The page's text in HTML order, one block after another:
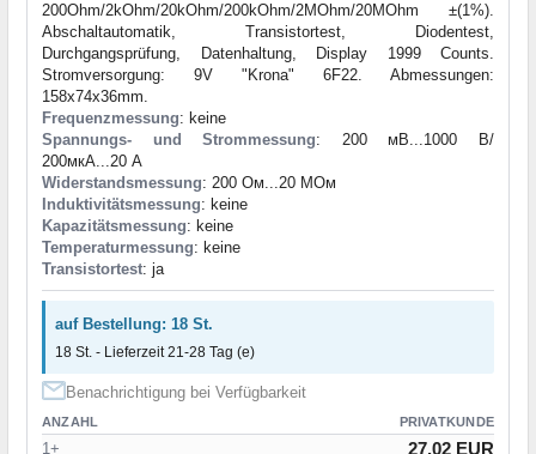
200Ohm/2kOhm/20kOhm/200kOhm/2MOhm/20MOhm ±(1%).
Abschaltautomatik, Transistortest, Diodentest,
Durchgangsprüfung, Datenhaltung, Display 1999 Counts.
Stromversorgung: 9V "Krona" 6F22. Abmessungen:
158x74x36mm.
Frequenzmessung: keine
Spannungs- und Strommessung: 200 мВ...1000 В/
200мкА...20 А
Widerstandsmessung: 200 Ом...20 МОм
Induktivitätsmessung: keine
Kapazitätsmessung: keine
Temperaturmessung: keine
Transistortest: ja
auf Bestellung: 18 St.
18 St. - Lieferzeit 21-28 Tag (e)
Benachrichtigung bei Verfügbarkeit
ANZAHL PRIVATKUNDE
1+ 27.02 EUR